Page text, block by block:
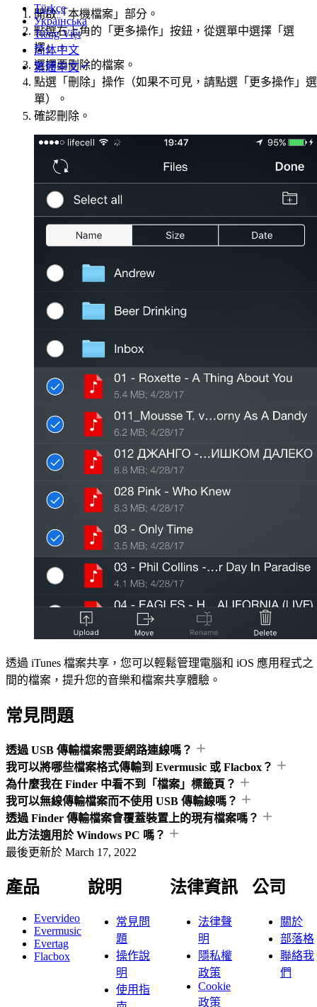
Türkçe
Українська
Tiếng Việt
简体中文
繁體中文
開啟「本機檔案」部分。
點選右上角的「更多操作」按鈕，從選單中選擇「選
擇」。
選擇要刪除的檔案。
點選「刪除」操作（如果不可見，請點選「更多操作」選
單）。
確認刪除。
透過 iTunes 檔案共享，您可以輕鬆管理電腦和 iOS 應用程式之
間的檔案，提升您的音樂和檔案共享體驗。
常見問題
透過 USB 傳輸檔案需要網路連線嗎？
我可以將哪些檔案格式傳輸到 Evermusic 或 Flacbox？
為什麼我在 Finder 中看不到「檔案」標籤頁？
我可以無線傳輸檔案而不使用 USB 傳輸線嗎？
透過 Finder 傳輸檔案會覆蓋裝置上的現有檔案嗎？
此方法適用於 Windows PC 嗎？
最後更新於 March 17, 2022
產品
Evervideo
Evermusic
Evertag
Flacbox
說明
常見問
題
操作說
明
使用指
法律資訊
法律聲
明
隱私權
政策
Cookie
政策
公司
關於
部落格
聯絡我
們